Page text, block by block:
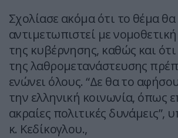
Σχολίασε ακόμα ότι το θέμα θα
αντιμετωπιστεί με
της κυβέρνησης, καθώς και
της λαθρομετανάστευσης
ενώνει όλους. “Δε θα το
την ελληνική κοινωνία, όπως
ακραίες πολιτικές δυνάμεις”,
κ. Κεδίκογλου.,